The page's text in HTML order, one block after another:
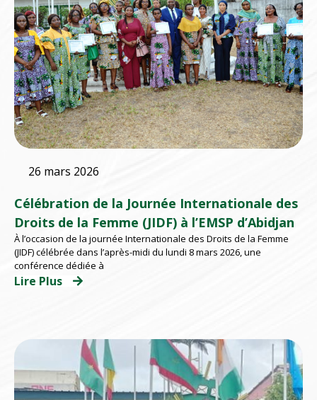
26 mars 2026
Célébration de la Journée Internationale des
Droits de la Femme (JIDF) à l’EMSP d’Abidjan
À l’occasion de la journée Internationale des Droits de la Femme
(JIDF) célébrée dans l’après-midi du lundi 8 mars 2026, une
conférence dédiée à
Lire Plus